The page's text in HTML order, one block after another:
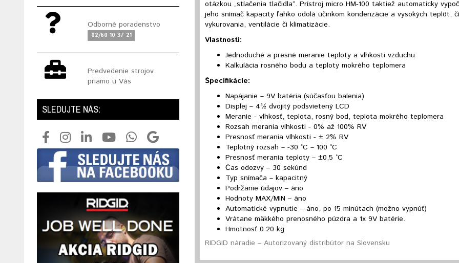
Odborné poradenstvo
02/60 10 37 21
Predvedenie strojov
priamo u Vás
SLEDUJTE NÁS:
otázkou „stlačenia tlačidla“. Prístroj micro HM-100 taktiež automaticky
jeho snímač kapacity ľahko odolá účinkom kondenzácie a vysokých teplôt,
vykurovania, ventilácie či klimatizácie.
Vlastnosti:
Jednoduché a presné meranie teploty a vlhkosti vzduchu
Kalkulácia rosného bodu a teploty mokrého teplomera
Špecifikácie:
Napájanie – 9V batéria (súčasťou balenia)
Displej – 4½ dvojitý podsvietený LCD
Meranie - vlhkosť, teplota, rosný bod, teplota mokrého teplomera
Rozsah merania vlhkosti - 0% až 100% RV
Presnosť merania vlhkosti - ± 2% RV
Teplotný rozsah – -30 °C – 100 °C
Presnosť merania teploty – ±0,5 °C
Čas odozvy – 30 sekúnd
Typ snímača – kapacitný
Podržanie údajov – áno
Hodnoty MAX/MIN – áno
Automatické vypnutie – áno, po 15 minútach (možno vypnúť)
Vrátane mäkkého prenosného púzdra a 1x 9V batérie.
Hmotnosť 0.20 kg
RIDGID náradie – Autorizovaný distribútor na Slovensku